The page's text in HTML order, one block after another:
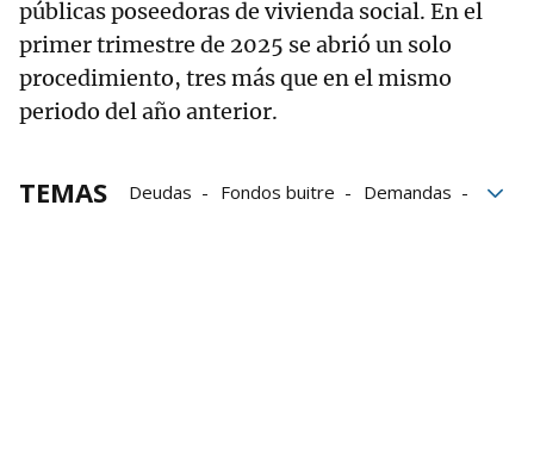
públicas poseedoras de vivienda social. En el
primer trimestre de 2025 se abrió un solo
procedimiento, tres más que en el mismo
periodo del año anterior.
TEMAS Deudas Fondos buitre
Demandas